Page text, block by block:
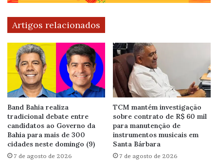
Artigos relacionados
Band Bahia realiza
tradicional debate entre
candidatos ao Governo da
Bahia para mais de 300
cidades neste domingo (9)
7 de agosto de 2026
TCM mantém investigação
sobre contrato de R$ 60 mil
para manutenção de
instrumentos musicais em
Santa Bárbara
7 de agosto de 2026